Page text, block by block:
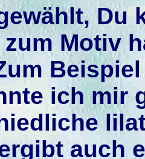
Du
Motiv
ich mir
auch